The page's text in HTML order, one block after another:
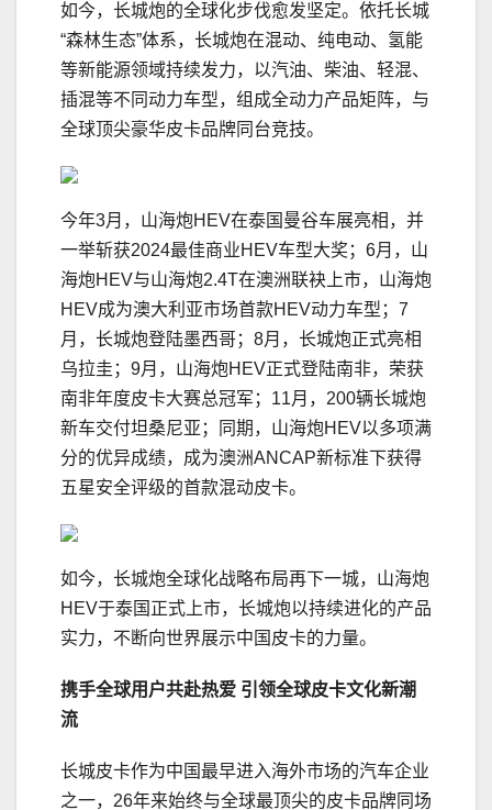
如今，长城炮的全球化步伐愈发坚定。依托长城
“森林生态”体系，长城炮在混动、纯电动、氢能
等新能源领域持续发力，以汽油、柴油、轻混、
插混等不同动力车型，组成全动力产品矩阵，与
全球顶尖豪华皮卡品牌同台竞技。
今年3月，山海炮HEV在泰国曼谷车展亮相，并
一举斩获2024最佳商业HEV车型大奖；6月，山
海炮HEV与山海炮2.4T在澳洲联袂上市，山海炮
HEV成为澳大利亚市场首款HEV动力车型；7
月，长城炮登陆墨西哥；8月，长城炮正式亮相
乌拉圭；9月，山海炮HEV正式登陆南非，荣获
南非年度皮卡大赛总冠军；11月，200辆长城炮
新车交付坦桑尼亚；同期，山海炮HEV以多项满
分的优异成绩，成为澳洲ANCAP新标准下获得
五星安全评级的首款混动皮卡。
如今，长城炮全球化战略布局再下一城，山海炮
HEV于泰国正式上市，长城炮以持续进化的产品
实力，不断向世界展示中国皮卡的力量。
携手全球用户共赴热爱 引领全球皮卡文化新潮
流
长城皮卡作为中国最早进入海外市场的汽车企业
之一，26年来始终与全球最顶尖的皮卡品牌同场